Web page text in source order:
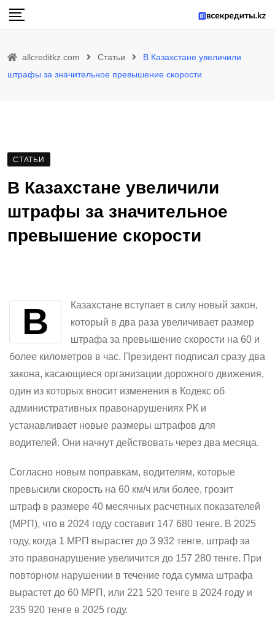
Skip
allcreditkz.com Статьи
В Казахстане увеличили
штрафы за значительное превышение скорости
СТАТЬИ
В Казахстане увеличили
штрафы за значительное
превышение скорости
В Казахстане вступает в силу новый закон,
который в два раза увеличивает размер
штрафа за превышение скорости на 60 и
более километров в час. Президент подписал сразу два
закона, касающиеся организации дорожного движения,
один из которых вносит изменения в Кодекс об
административных правонарушениях РК и
устанавливает новые размеры штрафов для
водителей. Они начнут действовать через два месяца.
Согласно новым поправкам, водителям, которые
превысили скорость на 60 км/ч или более, грозит
штраф в размере 40 месячных расчетных показателей
(МРП), что в 2024 году составит 147 680 тенге. В 2025
году, когда 1 МРП вырастет до 3 932 тенге, штраф за
это правонарушение увеличится до 157 280 тенге. При
повторном нарушении в течение года сумма штрафа
вырастет до 60 МРП, или 221 520 тенге в 2024 году и
235 920 тенге в 2025 году.